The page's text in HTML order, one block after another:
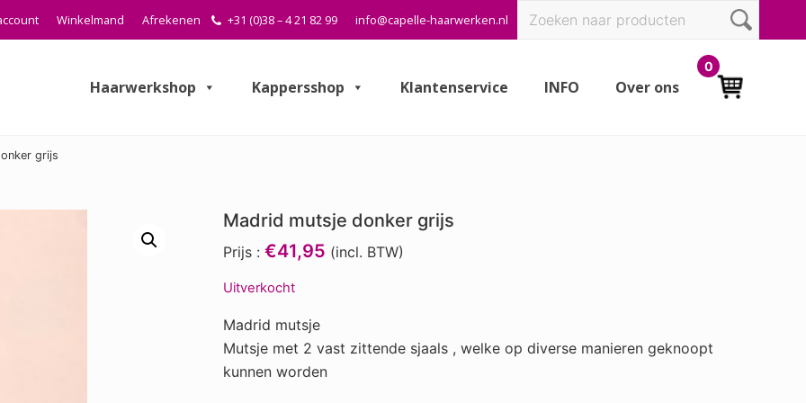
Winkelmand Afrekenen +31 (0)38 – 4 21 82 99 info@capelle-haarwerken.nl
naar:
Haarwerkshop Kappersshop Klantenservice INFO Over ons
0
grijs
Madrid mutsje donker grijs
Prijs : €41,95 (incl. BTW)
Uitverkocht
Madrid mutsje
Mutsje met 2 vast zittende sjaals , welke op diverse manieren geknoopt
kunnen worden